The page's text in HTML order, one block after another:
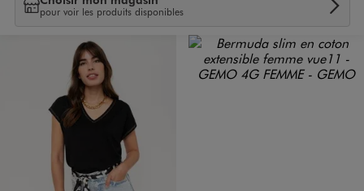
pour voir les produits disponibles